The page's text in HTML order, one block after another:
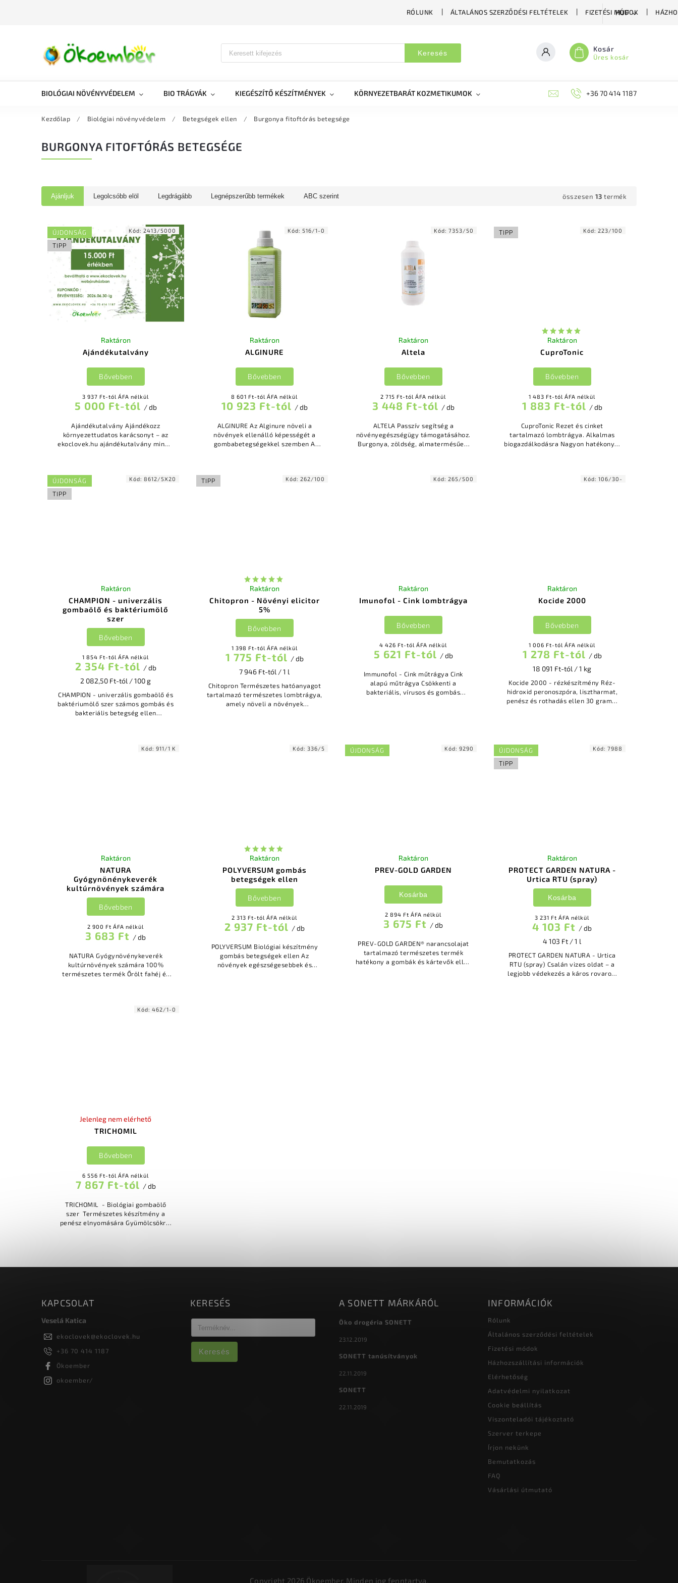
RÓLUNK ÁLTALÁNOS SZERZŐDÉSI FELTÉTELEK FIZETÉSI MÓDOK
HUF
Keresés Kosár
Üres kosár
BIOLÓGIAI NÖVÉNYVÉDELEM BIO TRÁGYÁK KIEGÉSZÍTŐ KÉSZÍTMÉNYEK KÖRNYEZETBARÁT KOZMETIKUMOK BLOG MÉHÉSZETI
+36 70 414 1187
Kezdőlap / Biológiai növényvédelem / Betegségek ellen / Burgonya fitoftórás betegsége
BURGONYA FITOFTÓRÁS BETEGSÉGE
Ajánljuk Legolcsóbb elöl Legdrágább Legnépszerűbb termékek ABC szerint összesen 13 termék
ÚJDONSÁG
TIPP
Ajándékutalvány
Raktáron
3 937 Ft-tól ÁFA nélkül
5 000 Ft-tól / db
Bővebben
Ajándékutalvány Ajándékozz
környezettudatos karácsonyt – az
ekoclovek.hu ajándékutalvány mindig
Kód:2413/5000
ALGINURE
Raktáron
8 601 Ft-tól ÁFA nélkül
10 923 Ft-tól / db
Bővebben
ALGINURE Az Alginure növeli a
növények ellenálló képességét a
gombabetegségekkel szemben A
Kód: 516/1-0
Altela
Raktáron
2 715 Ft-tól ÁFA nélkül
3 448 Ft-tól / db
Bővebben
ALTELA Passzív segítség a
növényegészségügy támogatásához.
Burgonya, zöldség, almatermésűek,
Kód:7353/50 TIPP
CuproTonic
Raktáron
1 483 Ft-tól ÁFA nélkül
1 883 Ft-tól / db
Bővebben
CuproTonic Rezet és cinket
tartalmazó lombtrágya. Alkalmas
biogazdálkodásra Nagyon hatékony a
Kód:223/100
ÚJDONSÁG
TIPP
CHAMPION - univerzális
gombaölő és baktériumölő
szer
Raktáron
1 854 Ft-tól ÁFA nélkül
2 354 Ft-tól / db
2 082,50 Ft-tól / 100 g
Bővebben
CHAMPION - univerzális gombaölő és
baktériumölő szer számos gombás és
bakteriális betegség ellen
Kód:8612/5X20 TIPP
Chitopron - Növényi elicitor
5%
Raktáron
1 398 Ft-tól ÁFA nélkül
1 775 Ft-tól / db
7 946 Ft-tól / 1 l
Bővebben
Chitopron Természetes hatóanyagot
tartalmazó természetes lombtrágya,
amely növeli a növények
Kód:262/100
Imunofol - Cink lombtrágya
Raktáron
4 426 Ft-tól ÁFA nélkül
5 621 Ft-tól / db
Bővebben
Immunofol - Cink műtrágya Cink
alapú műtrágya Csökkenti a
bakteriális, vírusos és gombás
Kód:265/500
Kocide 2000
Raktáron
1 006 Ft-tól ÁFA nélkül
1 278 Ft-tól / db
18 091 Ft-tól / 1 kg
Bővebben
Kocide 2000 - rézkészítmény Réz-
hidroxid peronoszpóra, lisztharmat,
penész és rothadás ellen 30 gramm
Kód:106/30-
NATURA
Gyógynönénykeverék
kultúrnövények számára
Raktáron
2 900 Ft ÁFA nélkül
3 683 Ft / db
Bővebben
NATURA Gyógynövénykeverék
kultúrnövények számára 100%
természetes termék Őrölt fahéj és
Kód:911/1 K
POLYVERSUM gombás
betegségek ellen
Raktáron
2 313 Ft-tól ÁFA nélkül
2 937 Ft-tól / db
Bővebben
POLYVERSUM Biológiai készítmény
gombás betegségek ellen Az
növények egészségesebbek és
Kód:336/5 ÚJDONSÁG
PREV-GOLD GARDEN
Raktáron
2 894 Ft ÁFA nélkül
3 675 Ft / db
Kosárba
PREV-GOLD GARDEN® narancsolajat
tartalmazó természetes termék
hatékony a gombák és kártevők ellen
Kód:9290
ÚJDONSÁG
TIPP
PROTECT GARDEN NATURA -
Urtica RTU (spray)
Raktáron
3 231 Ft ÁFA nélkül
4 103 Ft / db
4 103 Ft / 1 l
Kosárba
PROTECT GARDEN NATURA - Urtica
RTU (spray) Csalán vizes oldat – a
legjobb védekezés a káros rovarok,
Kód:7988
TRICHOMIL
Jelenleg nem elérhető
6 556 Ft-tól ÁFA nélkül
7 867 Ft-tól / db
Bővebben
TRICHOMIL - Biológiai gombaölő
szer Természetes készítmény a
penész elnyomására Gyümölcsökre,
Kód:462/1-0
KAPCSOLAT
Veselá Katica
ekoclovek@ekoclovek.hu
+36 70 414 1187
Ökoember
okoember/
KERESÉS
Keresés
A SONETT MÁRKÁRÓL
Öko drogéria SONETT
23.12.2019
SONETT tanúsítványok
22.11.2019
SONETT
22.11.2019
INFORMÁCIÓK
Rólunk
Általános szerződési feltételek
Fizetési módok
Házhozszállítási információk
Elérhetőség
Adatvédelmi nyilatkozat
Cookie beállítás
Viszonteladói tájékoztató
Szerver terkepe
Írjon nekünk
Bemutatkozás
FAQ
Vásárlási útmutató
Copyright 2026 Ökoember. Minden jog fenntartva.